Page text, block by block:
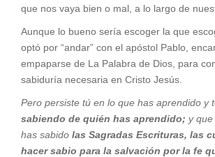
que nos vaya bien o mal, a lo largo de
Aunque lo bueno sería escoger la que
optó por “andar” con el apóstol Pablo,
empaparse de La Palabra de Dios, para
sabiduría necesaria en Cristo Jesús.
Pero persiste tú en lo que has aprendido y
sabiendo de quién has aprendido; y
has sabido las Sagradas Escrituras, las
hacer sabio para la salvación por la fe